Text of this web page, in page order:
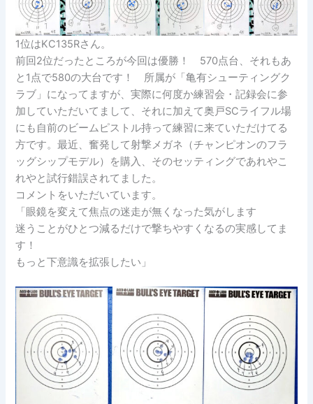
1位はKC135Rさん。
前回2位だったところが今回は優勝！ 570点台、それもあ
と1点で580の大台です！ 所属が「亀有シューティングク
ラブ」になってますが、実際に何度か練習会・記録会に参
加していただいてまして、それに加えて奥戸SCライフル場
にも自前のビームピストル持って練習に来ていただけてる
方です。最近、奮発して射撃メガネ（チャンピオンのフラ
ッグシップモデル）を購入、そのセッティングであれやこ
れやと試行錯誤されてました。
コメントをいただいています。
「眼鏡を変えて焦点の迷走が無くなった気がします
迷うことがひとつ減るだけで撃ちやすくなるの実感してま
す！
もっと下意識を拡張したい」